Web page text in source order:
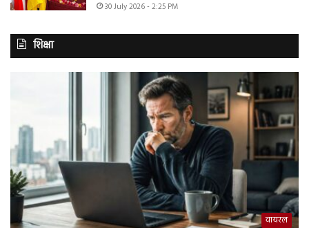
30 July 2026 - 2:25 PM
शिक्षा
वायरल